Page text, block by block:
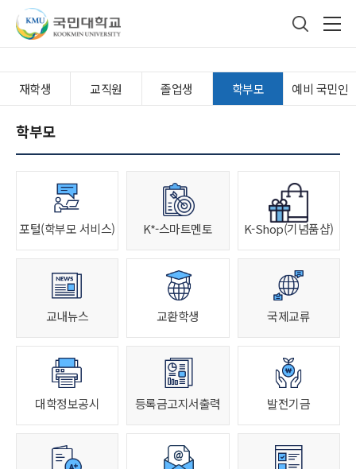
국민대학교
재학생 교직원 졸업생 학부모 예비 국민인
학부모
포털(학부모 서비스) K*-스마트멘토 K-Shop(기념품샵)
교내뉴스 교환학생 국제교류
대학정보공시 등록금고지서출력 발전기금